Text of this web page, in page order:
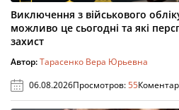
Виключення з військового
можливо це сьогодні та які
захист
Автор:Тарасенко Вера Юрьевна
06.08.2026Просмотров:55